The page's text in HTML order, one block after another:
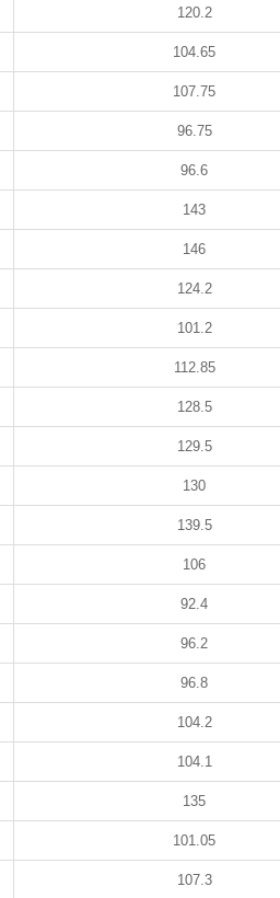
120.2
104.65
107.75
96.75
96.6
143
146
124.2
101.2
112.85
128.5
129.5
130
139.5
106
92.4
96.2
96.8
104.2
104.1
135
101.05
107.3